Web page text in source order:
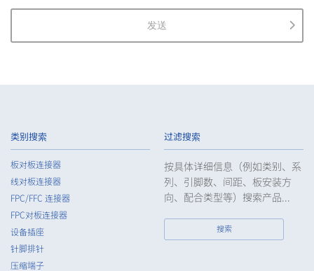
personal information.
The Company shall properly acquire the personal information
of the Customers, etc., notify or publicize the purposes of use
and shall take systematic, personal, physical, and technical
personal data.
4.
The Company shall educate employees to understand the
appropriately. If employees are required to handle the
personal data of the Customers, etc., the Company shall
supervise such data as required and appropriate so as to
ensure the security control of the personal data of the
发送
类别搜索
板对板连接器
线对板连接器
FPC/FFC 连接器
FPC对板连接器
设备插座
针脚排针
压缩端子
过滤搜索
按具体详细信息（例如类别、系
列、引脚数、间距、板安装方
向、配合类型等）搜索产品...
搜索